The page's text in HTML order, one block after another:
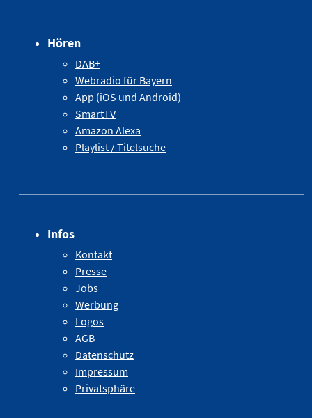
Hören
DAB+
Webradio für Bayern
App (iOS und Android)
SmartTV
Amazon Alexa
Playlist / Titelsuche
Infos
Kontakt
Presse
Jobs
Werbung
Logos
AGB
Datenschutz
Impressum
Privatsphäre